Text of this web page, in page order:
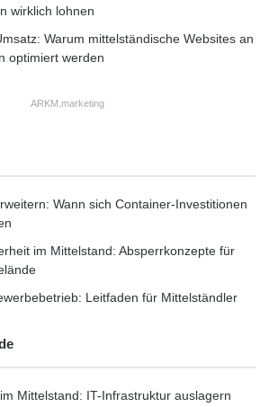
wirklich lohnen
Warum mittelständische Websites an
optimiert werden
ARKM.marketing
Wann sich Container-Investitionen
im Mittelstand: Absperrkonzepte für
Leitfaden für Mittelständler
Mittelstand: IT-Infrastruktur auslagern